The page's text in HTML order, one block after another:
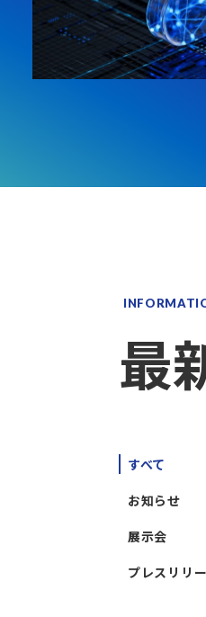
最
すべて
お知らせ
展示会
プレスリリ